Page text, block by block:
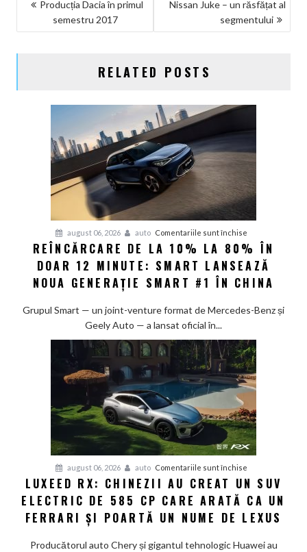
Producția Dacia în primul
semestru 2017
Nissan Juke – un răsfățat al
segmentului
RELATED POSTS
august 06, 2026 auto Comentariile sunt închise
Reîncărcare
de
la
la
doar
12
minute:
lansează
noua
generație
Smart
în
China
REÎNCĂRCARE DE LA 10% LA 80% ÎN
DOAR 12 MINUTE: SMART LANSEAZĂ
NOUA GENERAȚIE SMART #1 ÎN CHINA
Grupul Smart — un joint-venture format de Mercedes-Benz și
Geely Auto — a lansat oficial în...
august 06, 2026 auto Comentariile sunt închise
Luxeed
RX:
Chinezii
creat
LUXEED RX: CHINEZII AU CREAT UN SUV
ELECTRIC DE 585 CP CARE ARATĂ CA UN
FERRARI ȘI POARTĂ UN NUME DE LEXUS
Producătorul auto Chery și gigantul tehnologic Huawei au